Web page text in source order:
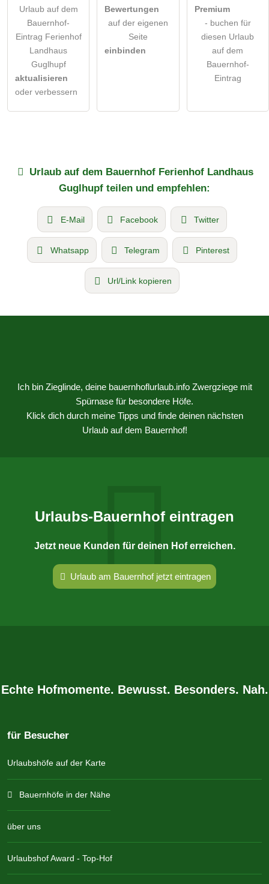
Urlaub auf dem
Bauernhof-
Eintrag Ferienhof
Landhaus
Guglhupf
aktualisieren
oder verbessern
Bewertungen
auf der eigenen
Seite
einbinden
Premium
- buchen für
diesen Urlaub
auf dem
Bauernhof-
Eintrag
Urlaub auf dem Bauernhof Ferienhof Landhaus
Guglhupf teilen und empfehlen:
E-Mail Facebook Twitter
Whatsapp Telegram Pinterest
Url/Link kopieren
Ich bin Zieglinde, deine bauernhoflurlaub.info Zwergziege mit
Spürnase für besondere Höfe.
Klick dich durch meine Tipps und finde deinen nächsten
Urlaub auf dem Bauernhof!
Urlaubs-Bauernhof eintragen
Jetzt neue Kunden für deinen Hof erreichen.
Urlaub am Bauernhof jetzt eintragen
Echte Hofmomente. Bewusst. Besonders. Nah.
für Besucher
Urlaubshöfe auf der Karte
Bauernhöfe in der Nähe
über uns
Urlaubshof Award - Top-Hof